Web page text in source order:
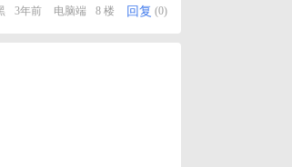
3年前 电脑端 8 楼 回复 (0)